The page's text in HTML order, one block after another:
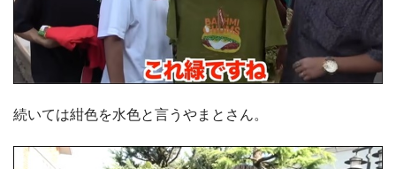
続いては紺色を水色と言うやまとさん。